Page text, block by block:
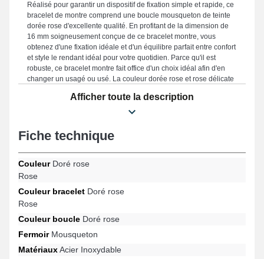
Réalisé pour garantir un dispositif de fixation simple et rapide, ce
bracelet de montre comprend une boucle mousqueton de teinte
dorée rose d'excellente qualité. En profitant de la dimension de
16 mm soigneusement conçue de ce bracelet montre, vous
obtenez d'une fixation idéale et d'un équilibre parfait entre confort
et style le rendant idéal pour votre quotidien. Parce qu'il est
robuste, ce bracelet montre fait office d'un choix idéal afin d'en
changer un usagé ou usé. La couleur dorée rose et rose délicate
passionnés qui souhaitent un mélange subtil entre sophistication
et praticité, ce bracelet pour montre convient parfaitement aux
bracelet de montre arbore un fermoir mousqueton exceptionnel et
convient sur les modèles Mi Band 9, Smart Band 9, Mi Band 8,
MiBand 9, Smart Band 8, Smart Band 8 Pro et bien plus encore
de la marque Xiaomi. Au moyen de sa finition impeccable, cet
article Xiaomi s'harmonise avec fluidité à une gamme variée de
Afficher toute la description
Fiche technique
CouleurDoré rose
Rose
Couleur bracelet Doré rose
Rose
Couleur boucle Doré rose
FermoirMousqueton
MatériauxAcier Inoxydable